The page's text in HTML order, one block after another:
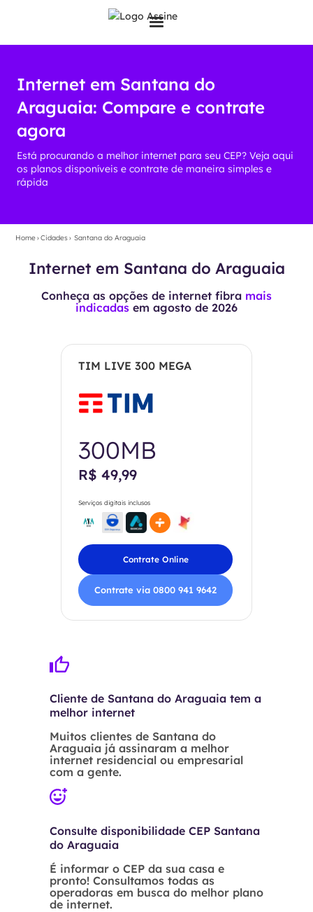
Internet em Santana do
Araguaia: Compare e contrate
agora
Está procurando a melhor internet para seu CEP? Veja aqui
os planos disponíveis e contrate de maneira simples e
rápida
Home›Cidades› Santana do Araguaia
Internet em Santana do Araguaia
Conheça as opções de internet fibra mais
indicadas em agosto de 2026
TIM LIVE 300 MEGA
300MB
R$ 49,99
Serviços digitais inclusos
Contrate Online
Contrate via 0800 941 9642
Cliente de Santana do Araguaia tem a
melhor internet
Muitos clientes de Santana do
Araguaia já assinaram a melhor
internet residencial ou empresarial
com a gente.
Consulte disponibilidade CEP Santana
do Araguaia
É informar o CEP da sua casa e
pronto! Consultamos todas as
operadoras em busca do melhor plano
de internet.